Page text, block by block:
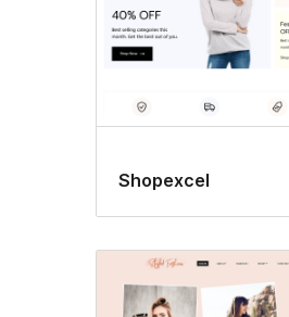
Shopexcel